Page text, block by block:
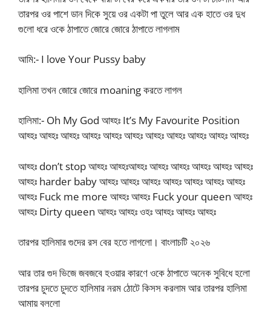
তারপর ওর পাশে ডান দিকে সুয়ে ওর একটা পা তুলে আর এক হাতে ওর দুধ
গুলো ধরে ওকে ঠাপাতে জোরে জোরে ঠাপাতে লাগলাম
আমি:- I love Your Pussy baby
হালিমা তখন জোরে জোরে moaning করতে লাগল
হালিমা:- Oh My God আহ্হঃ It’s My Favourite Position
আহ্হঃ আহ্হঃ আহ্হঃ আহ্হঃ আহ্হঃ আহ্হঃ আহ্হঃ আহ্হঃ আহ্হঃ আহ্হঃ আহ্হঃ
আহ্হঃ don’t stop আহ্হঃ আহ্হঃআহ্হঃ আহ্হঃ আহ্হঃ আহ্হঃ আহ্হঃ আহ্হঃ
আহ্হঃ harder baby আহ্হঃ আহ্হঃ আহ্হঃ আহ্হঃ আহ্হঃ আহ্হঃ আহ্হঃ
আহ্হঃ Fuck me more আহ্হঃ আহ্হঃ Fuck your queen আহ্হঃ
আহ্হঃ Dirty queen আহ্হঃ আহ্হঃ ওহঃ আহ্হঃ আহ্হঃ আহ্হঃ
তারপর হালিমার গুদের রস বের হতে লাগলো। বাংলাচটি ২০২৬
আর তার গুদ ভিজে জবজবে হওয়ার কারণে ওকে ঠাপাতে অনেক সুবিধে হলো
তারপর চুদতে চুদতে হালিমার নরম ঠোটে কিসস করলাম আর তারপর হালিমা
আমায় বললো